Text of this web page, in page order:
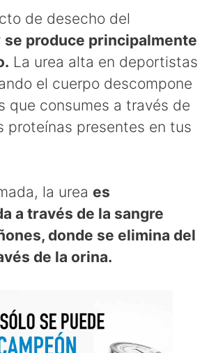
de desecho del
se produce principalmente
La urea alta en deportistas
el cuerpo descompone
que consumes a través de
proteínas presentes en tus
la urea es
a través de la sangre
donde se elimina del
de la orina.